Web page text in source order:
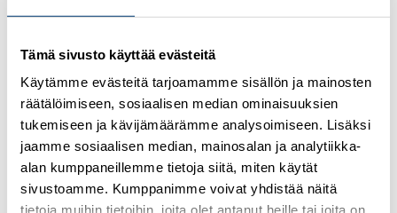
Tämä sivusto käyttää evästeitä
Käytämme evästeitä tarjoamamme sisällön ja mainosten
räätälöimiseen, sosiaalisen median ominaisuuksien
tukemiseen ja kävijämäärämme analysoimiseen. Lisäksi
jaamme sosiaalisen median, mainosalan ja analytiikka-
alan kumppaneillemme tietoja siitä, miten käytät
sivustoamme. Kumppanimme voivat yhdistää näitä
tietoja muihin tietoihin, joita olet antanut heille tai joita on
120 A 400 V AC-22A
Katkaisukapasiteetti:
120 A 400 V AC-21A)
120 A 400 V AC-22A)
120 A 400 V AC-23A)
Nimellinen ehdollinen oikosulkuvirta:
10 kA 400 V 12 A aM